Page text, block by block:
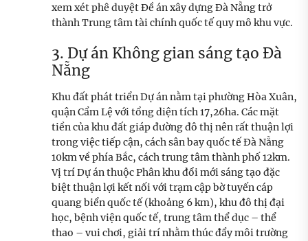
xem xét phê duyệt Đề án xây dựng Đà Nẵng trở
thành Trung tâm tài chính quốc tế quy mô khu vực.
3. Dự án Không gian sáng tạo Đà
Nẵng
Khu đất phát triển Dự án nằm tại phường Hòa Xuân,
quận Cẩm Lệ với tổng diện tích 17,26ha. Các mặt
tiền của khu đất giáp đường đô thị nên rất thuận lợi
trong việc tiếp cận, cách sân bay quốc tế Đà Nẵng
10km về phía Bắc, cách trung tâm thành phố 12km.
Vị trí Dự án thuộc Phân khu đổi mới sáng tạo đặc
biệt thuận lợi kết nối với trạm cập bờ tuyến cáp
quang biển quốc tế (khoảng 6 km), khu đô thị đại
học, bệnh viện quốc tế, trung tâm thể dục – thể
thao – vui chơi, giải trí nhằm thúc đẩy môi trường